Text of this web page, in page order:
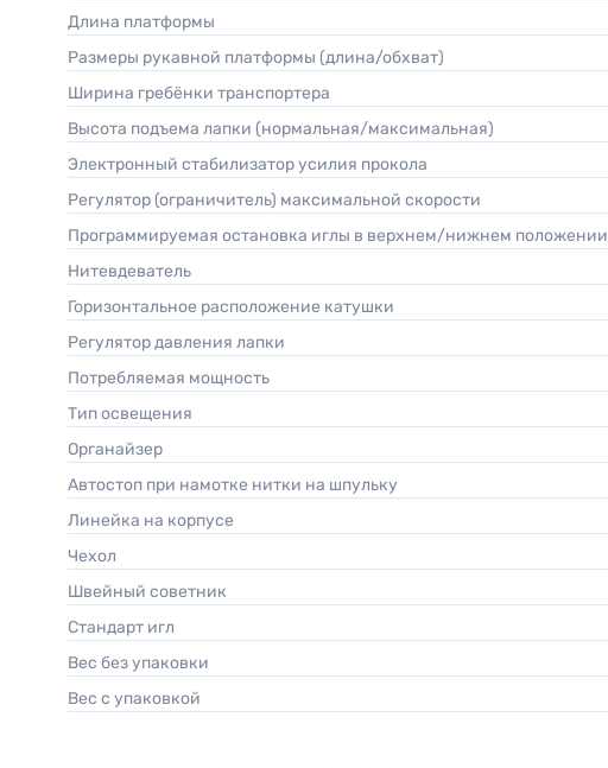
Длина платформы
Размеры рукавной платформы (длина/обхват)
Ширина гребёнки транспортера
Высота подъема лапки (нормальная/максимальная)
Электронный стабилизатор усилия прокола
Регулятор (ограничитель) максимальной скорости
Программируемая остановка иглы в верхнем/нижнем положении
Нитевдеватель
Горизонтальное расположение катушки
Регулятор давления лапки
Потребляемая мощность
Тип освещения
Органайзер
Автостоп при намотке нитки на шпульку
Линейка на корпусе
Чехол
Швейный советник
Стандарт игл
Вес без упаковки
Вес с упаковкой